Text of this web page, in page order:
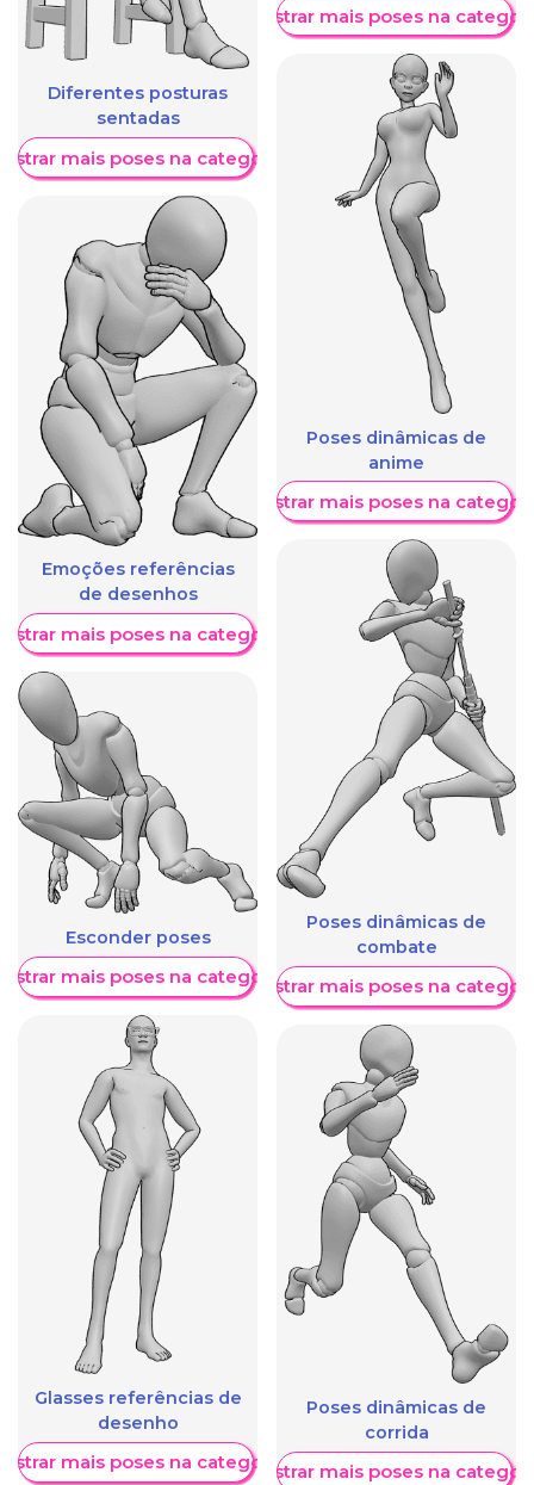
Diferentes posturas
sentadas
mais poses na categoria
Emoções referências
de desenhos
mais poses na categoria
Esconder poses
mais poses na categoria
Glasses referências de
desenho
mais poses na categoria
Mostrar mais poses na
Poses dinâmicas de
anime
Mostrar mais poses na
Poses dinâmicas de
combate
Mostrar mais poses na
Poses dinâmicas de
corrida
Mostrar mais poses na